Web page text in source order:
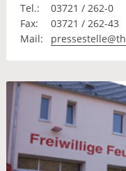
Tel.:
03721 / 262-0
Fax:
03721 / 262-43
Mail: